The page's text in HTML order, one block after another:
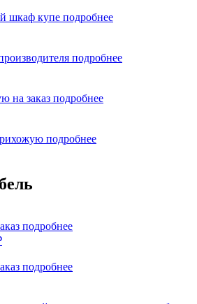
шкаф купе подробнее
подробнее
на заказ подробнее
подробнее
подробнее
подробнее